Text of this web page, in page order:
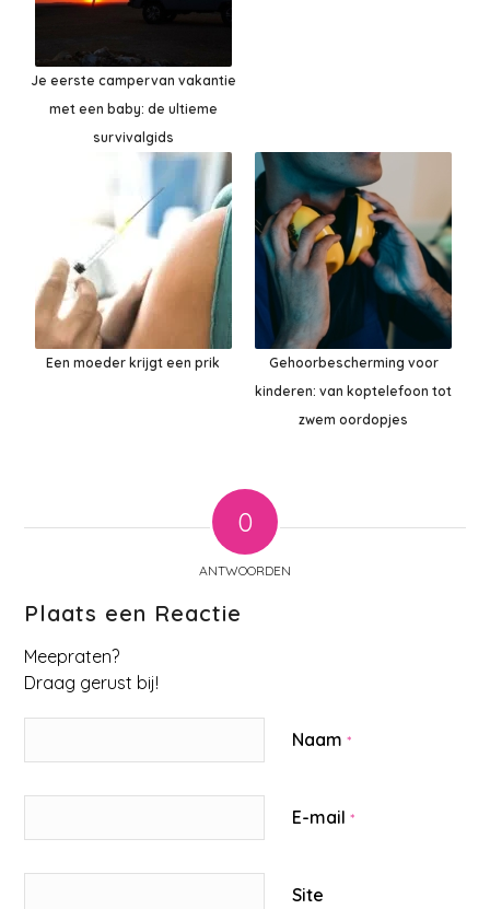
Je eerste campervan vakantie
met een baby: de ultieme
survivalgids
Een moeder krijgt een prik
Gehoorbescherming voor
kinderen: van koptelefoon tot
zwem oordopjes
0
ANTWOORDEN
Plaats een Reactie
Meepraten?
Draag gerust bij!
Naam*
E-mail*
Site